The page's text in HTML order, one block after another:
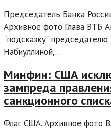
Председатель Банка
Архивное фото Глава ВТБ
"подсказку" председателю
Набиуллиной,...
Минфин: США
зампреда
санкционного
Флаг США. Архивное фото